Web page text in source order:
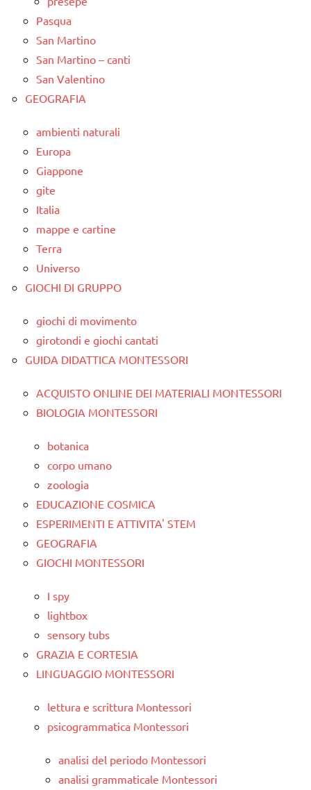
Pasqua
San Martino
San Martino – canti
San Valentino
GEOGRAFIA
ambienti naturali
Europa
Giappone
gite
Italia
mappe e cartine
Terra
Universo
GIOCHI DI GRUPPO
giochi di movimento
girotondi e giochi cantati
GUIDA DIDATTICA MONTESSORI
ACQUISTO ONLINE DEI MATERIALI MONTESSORI
BIOLOGIA MONTESSORI
botanica
corpo umano
zoologia
EDUCAZIONE COSMICA
ESPERIMENTI E ATTIVITA' STEM
GEOGRAFIA
GIOCHI MONTESSORI
I spy
lightbox
sensory tubs
GRAZIA E CORTESIA
LINGUAGGIO MONTESSORI
lettura e scrittura Montessori
psicogrammatica Montessori
analisi del periodo Montessori
analisi grammaticale Montessori